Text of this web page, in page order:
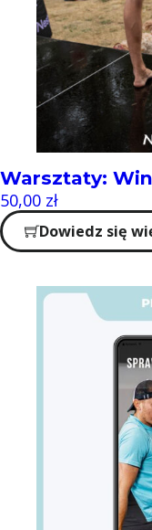
Warsztaty:
50,00 zł
Dowiedz się